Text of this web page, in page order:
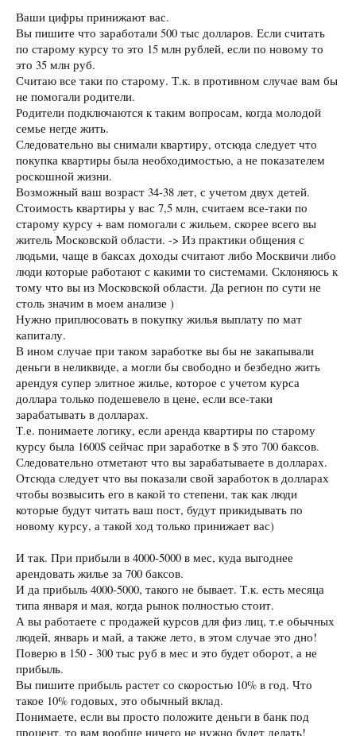
Ваши цифры принижают вас.
Вы пишите что заработали 500 тыс долларов. Если считать
по старому курсу то это 15 млн рублей, если по новому то
это 35 млн руб.
Считаю все таки по старому. Т.к. в противном случае вам бы
не помогали родители.
Родители подключаются к таким вопросам, когда молодой
семье негде жить.
Следовательно вы снимали квартиру, отсюда следует что
покупка квартиры была необходимостью, а не показателем
роскошной жизни.
Возможный ваш возраст 34-38 лет, с учетом двух детей.
Стоимость квартиры у вас 7,5 млн, считаем все-таки по
старому курсу + вам помогали с жильем, скорее всего вы
житель Московской области. -> Из практики общения с
людьми, чаще в баксах доходы считают либо Москвичи либо
люди которые работают с какими то системами. Склоняюсь к
тому что вы из Московской области. Да регион по сути не
столь значим в моем анализе )
Нужно приплюсовать в покупку жилья выплату по мат
капиталу.
В ином случае при таком заработке вы бы не закапывали
деньги в неликвиде, а могли бы свободно и безбедно жить
арендуя супер элитное жилье, которое с учетом курса
доллара только подешевело в цене, если все-таки
зарабатывать в долларах.
Т.е. понимаете логику, если аренда квартиры по старому
курсу была 1600$ сейчас при заработке в $ это 700 баксов.
Следовательно отметают что вы зарабатываете в долларах.
Отсюда следует что вы показали свой заработок в долларах
чтобы возвысить его в какой то степени, так как люди
которые будут читать ваш пост, будут прикидывать по
новому курсу, а такой ход только принижает вас)
И так. При прибыли в 4000-5000 в мес, куда выгоднее
арендовать жилье за 700 баксов.
И да прибыль 4000-5000, такого не бывает. Т.к. есть месяца
типа января и мая, когда рынок полностью стоит.
А вы работаете с продажей курсов для физ лиц, т.е обычных
людей, январь и май, а также лето, в этом случае это дно!
Поверю в 150 - 300 тыс руб в мес и это будет оборот, а не
прибыль.
Вы пишите прибыль растет со скоростью 10% в год. Что
такое 10% годовых, это обычный вклад.
Понимаете, если вы просто положите деньги в банк под
процент, то вам вообще ничего не нужно будет делать!